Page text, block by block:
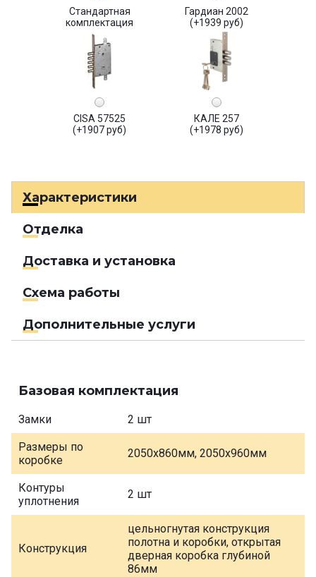
Стандартная
комплектация
Гардиан 2002
(+1939 руб)
CISA 57525
(+1907 руб)
КАЛЕ 257
(+1978 руб)
Характеристики
Отделка
Доставка и установка
Схема работы
Дополнительные услуги
Базовая комплектация
Замки 2 шт
Размеры по
коробке
2050х860мм, 2050х960мм
Контуры
уплотнения
2 шт
Конструкция
цельногнутая конструкция
полотна и коробки, открытая
дверная коробка глубиной
86мм